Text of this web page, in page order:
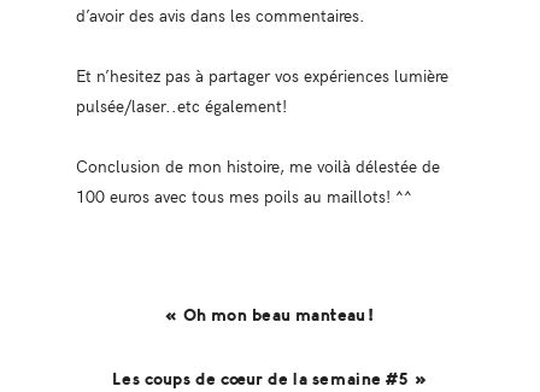
d’avoir des avis dans les commentaires.
Et n’hesitez pas à partager vos expériences lumière
pulsée/laser..etc également!
Conclusion de mon histoire, me voilà délestée de
100 euros avec tous mes poils au maillots! ^^
« Oh mon beau manteau!
Les coups de cœur de la semaine #5 »